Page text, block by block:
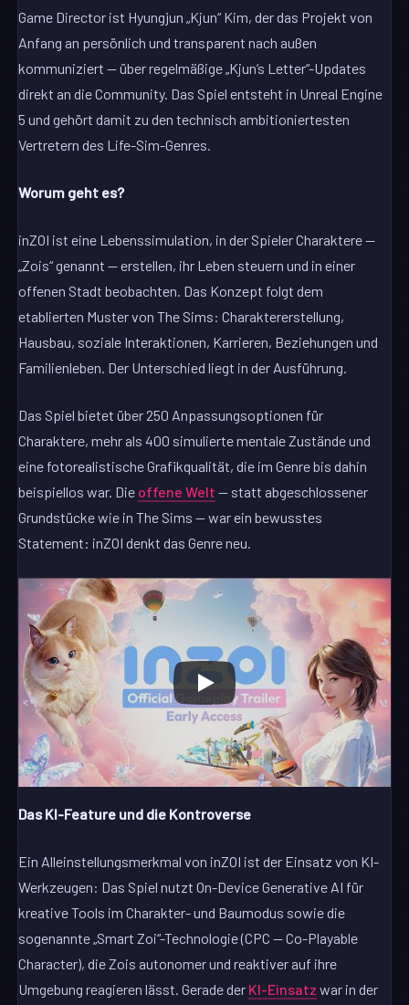
Game Director ist Hyungjun „Kjun“ Kim, der das Projekt von
Anfang an persönlich und transparent nach außen
kommuniziert — über regelmäßige „Kjun’s Letter“-Updates
direkt an die Community. Das Spiel entsteht in Unreal Engine
5 und gehört damit zu den technisch ambitioniertesten
Vertretern des Life-Sim-Genres.
Worum geht es?
inZOI ist eine Lebenssimulation, in der Spieler Charaktere —
„Zois“ genannt — erstellen, ihr Leben steuern und in einer
offenen Stadt beobachten. Das Konzept folgt dem
etablierten Muster von The Sims: Charaktererstellung,
Hausbau, soziale Interaktionen, Karrieren, Beziehungen und
Familienleben. Der Unterschied liegt in der Ausführung.
Das Spiel bietet über 250 Anpassungsoptionen für
Charaktere, mehr als 400 simulierte mentale Zustände und
eine fotorealistische Grafikqualität, die im Genre bis dahin
beispiellos war. Die offene Welt — statt abgeschlossener
Grundstücke wie in The Sims — war ein bewusstes
Statement: inZOI denkt das Genre neu.
Das KI-Feature und die Kontroverse
Ein Alleinstellungsmerkmal von inZOI ist der Einsatz von KI-
Werkzeugen: Das Spiel nutzt On-Device Generative AI für
kreative Tools im Charakter- und Baumodus sowie die
sogenannte „Smart Zoi“-Technologie (CPC — Co-Playable
Character), die Zois autonomer und reaktiver auf ihre
Umgebung reagieren lässt. Gerade der KI-Einsatz war in der